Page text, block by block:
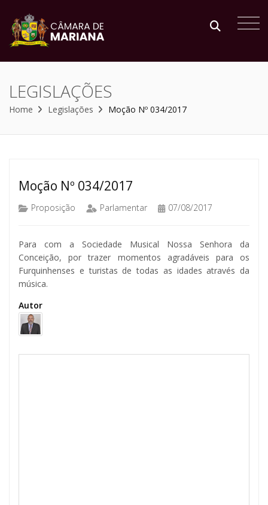
LEGISLAÇÕES
Home Legislações Moção Nº 034/2017
Moção Nº 034/2017
Proposição Parlamentar 07/08/2017
Para com a Sociedade Musical Nossa Senhora da
Conceição, por trazer momentos agradáveis para os
Furquinhenses e turistas de todas as idades através da
música.
Autor